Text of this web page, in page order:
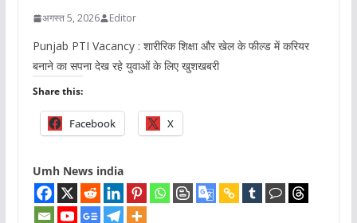
अगस्त 5, 2026 Editor
Punjab PTI Vacancy : शारीरिक शिक्षा और खेल के फील्ड में करियर
बनाने का सपना देख रहे युवाओं के लिए खुशखबरी
Share this:
Facebook X
Umh News india